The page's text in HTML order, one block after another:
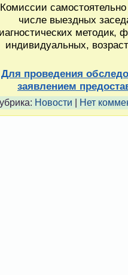
Комиссии
числе выездных
методик,
индивидуальных,
Для проведения
заявлением
Новости Нет